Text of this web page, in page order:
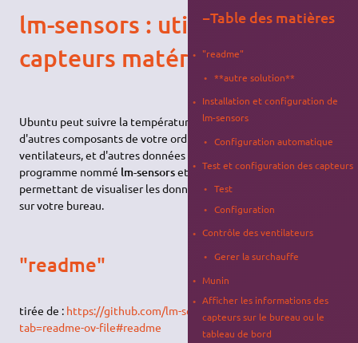
lm-sensors : utiliser les
capteurs matériels
Ubuntu peut suivre la température de votre processeur ou
d'autres composants de votre ordinateur, la vitesse des
ventilateurs, et d'autres données systèmes, en utilisant un
programme nommé lm-sensorset une autre application
permettant de visualiser les données fournies par ce dernier
sur votre bureau.
"readme"
tirée de : https://github.com/lm-sensors/lm-sensors?
tab=readme-ov-file#readme
−Table des matières
"readme"
**autre solution**
Installation et configuration de
lm-sensors
Configuration automatique
Test et configuration des capteurs
Test
Configuration
Contrôle des ventilateurs
Gerer la surchauffe
Munin
Afficher les informations des
capteurs sur le bureau ou le
tableau de bord